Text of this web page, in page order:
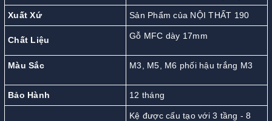
Xuất Xứ Sản Phẩm của NỘI THẤT 190
Chất Liệu Gỗ MFC dày 17mm
Màu Sắc M3, M5, M6 phối hậu trắng M3
Bảo Hành 12 tháng
Kệ được cấu tạo với 3 tầng - 8